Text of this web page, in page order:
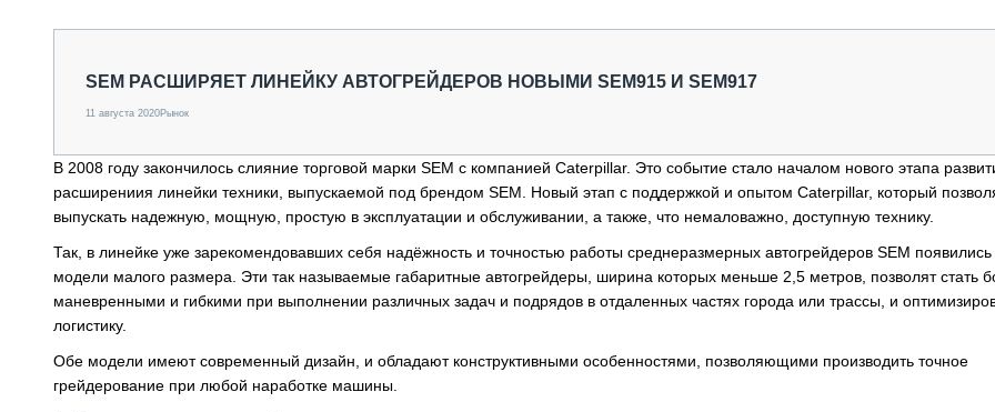
SEM РАСШИРЯЕТ ЛИНЕЙКУ АВТОГРЕЙДЕРОВ НОВЫМИ SEM915 И SEM917
11 августа 2020Рынок
В 2008 году закончилось слияние торговой марки SEM с компанией Caterpillar. Это событие стало началом нового этапа
расширениия линейки техники, выпускаемой под брендом SEM. Новый этап с поддержкой и опытом Caterpillar, который
выпускать надежную, мощную, простую в эксплуатации и обслуживании, а также, что немаловажно, доступную технику.
Так, в линейке уже зарекомендовавших себя надёжность и точностью работы среднеразмерных автогрейдеров SEM
модели малого размера. Эти так называемые габаритные автогрейдеры, ширина которых меньше 2,5 метров, позволят стать
маневренными и гибкими при выполнении различных задач и подрядов в отдаленных частях города или трассы, и
логистику.
Обе модели имеют современный дизайн, и обладают конструктивными особенностями, позволяющими производить точное
грейдерование при любой наработке машины.